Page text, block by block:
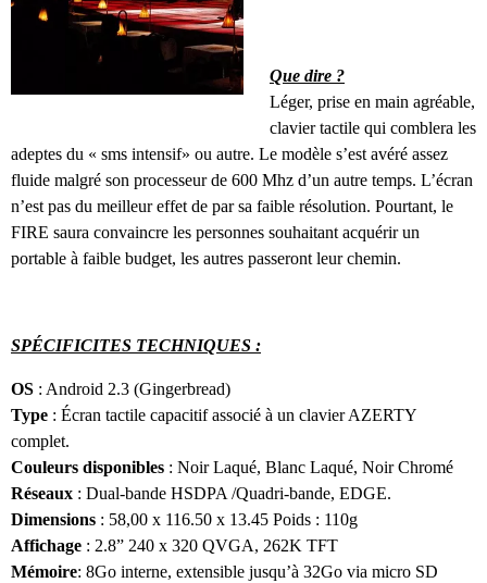
Que dire ?
Léger, prise en main agréable,
clavier tactile qui comblera les
adeptes du « sms intensif» ou autre. Le modèle s’est avéré assez
fluide malgré son processeur de 600 Mhz d’un autre temps. L’écran
n’est pas du meilleur effet de par sa faible résolution. Pourtant, le
FIRE saura convaincre les personnes souhaitant acquérir un
portable à faible budget, les autres passeront leur chemin.
SPÉCIFICITES TECHNIQUES :
OS : Android 2.3 (Gingerbread)
Type : Écran tactile capacitif associé à un clavier AZERTY
complet.
Couleurs disponibles : Noir Laqué, Blanc Laqué, Noir Chromé
Réseaux : Dual-bande HSDPA /Quadri-bande, EDGE.
Dimensions : 58,00 x 116.50 x 13.45 Poids : 110g
Affichage : 2.8” 240 x 320 QVGA, 262K TFT
Mémoire: 8Go interne, extensible jusqu’à 32Go via micro SD